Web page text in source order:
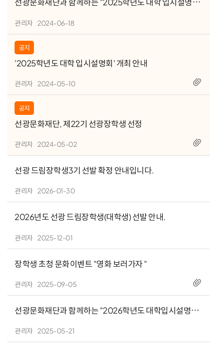
관리자 2024-06-18
공지
'2025학년도 대학 입시설명회' 개최 안내
관리자 2024-05-10
공지
선광문화재단, 제22기 선광장학생 선정
관리자 2024-05-02
선광 드림장학생3기 선발 확정 안내입니다.
관리자 2026-01-30
2026년도 선광 드림장학생(대학생) 선발 안내.
관리자 2025-12-01
장학생 초청 문화이벤트 "영화 보러가자 "
관리자 2025-09-05
선광문화재단과 함께하는 "2026학년도 대학입시설명회"
관리자 2025-05-21